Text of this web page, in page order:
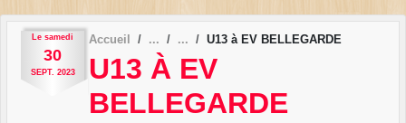
Le samedi
30
SEPT. 2023
Accueil U13 à EV BELLEGARDE
U13 À EV
BELLEGARDE